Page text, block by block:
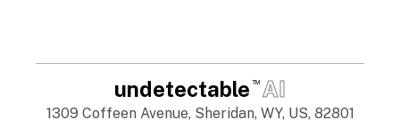
undetectable TM AI
1309 Coffeen Avenue, Sheridan, WY, US, 82801